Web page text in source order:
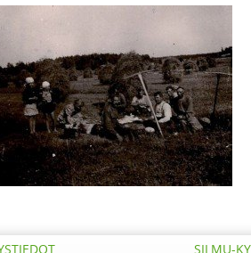
SILMU-